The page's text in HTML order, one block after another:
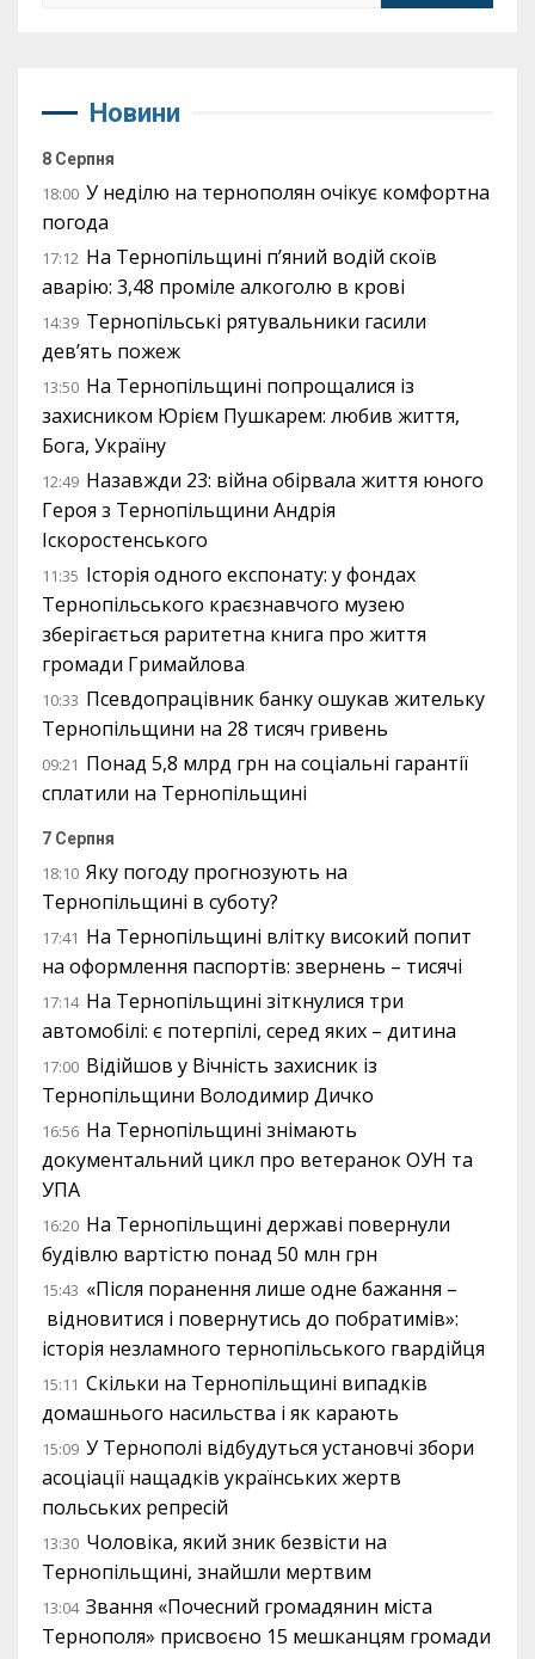
Новини
8 Серпня
18:00 У неділю на тернополян очікує комфортна
погода
17:12 На Тернопільщині п’яний водій скоїв
аварію: 3,48 проміле алкоголю в крові
14:39 Тернопільські рятувальники гасили
дев’ять пожеж
13:50 На Тернопільщині попрощалися із
захисником Юрієм Пушкарем: любив життя,
Бога, Україну
12:49 Назавжди 23: війна обірвала життя юного
Героя з Тернопільщини Андрія
Іскоростенського
11:35 Історія одного експонату: у фондах
Тернопільського краєзнавчого музею
зберігається раритетна книга про життя
громади Гримайлова
10:33 Псевдопрацівник банку ошукав жительку
Тернопільщини на 28 тисяч гривень
09:21 Понад 5,8 млрд грн на соціальні гарантії
сплатили на Тернопільщині
7 Серпня
18:10 Яку погоду прогнозують на
Тернопільщині в суботу?
17:41 На Тернопільщині влітку високий попит
на оформлення паспортів: звернень – тисячі
17:14 На Тернопільщині зіткнулися три
автомобілі: є потерпілі, серед яких – дитина
17:00 Відійшов у Вічність захисник із
Тернопільщини Володимир Дичко
16:56 На Тернопільщині знімають
документальний цикл про ветеранок ОУН та
УПА
16:20 На Тернопільщині державі повернули
будівлю вартістю понад 50 млн грн
15:43 «Після поранення лише одне бажання –
відновитися і повернутись до побратимів»:
історія незламного тернопільського гвардійця
15:11 Скільки на Тернопільщині випадків
домашнього насильства і як карають
15:09 У Тернополі відбудуться установчі збори
асоціації нащадків українських жертв
польських репресій
13:30 Чоловіка, який зник безвісти на
Тернопільщині, знайшли мертвим
13:04 Звання «Почесний громадянин міста
Тернополя» присвоєно 15 мешканцям громади